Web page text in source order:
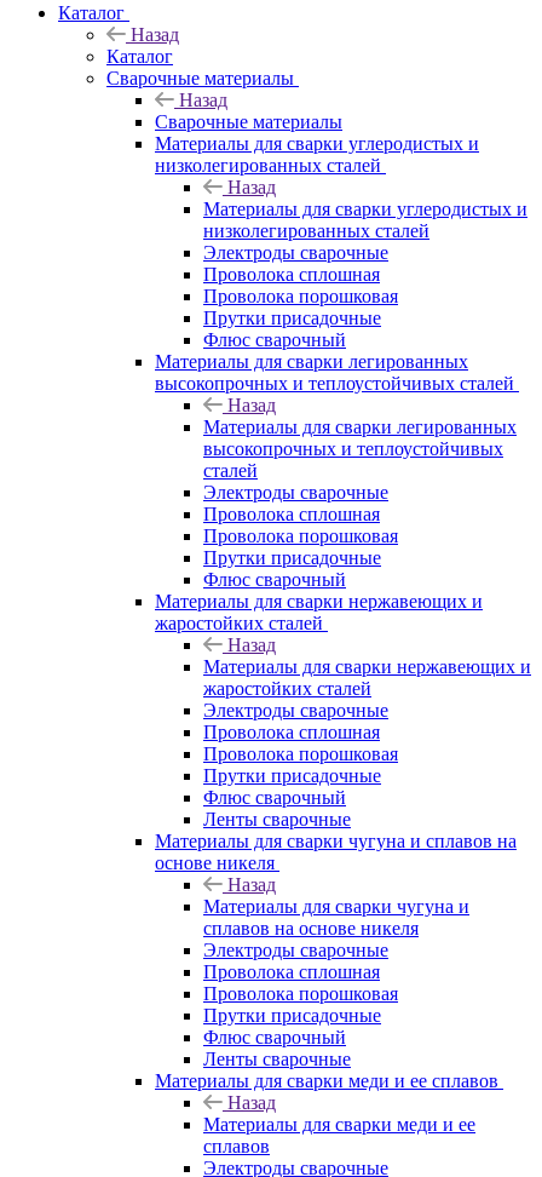
Каталог
Назад
Каталог
Сварочные материалы
Назад
Сварочные материалы
Материалы для сварки углеродистых и
низколегированных сталей
Назад
Материалы для сварки углеродистых и
низколегированных сталей
Электроды сварочные
Проволока сплошная
Проволока порошковая
Прутки присадочные
Флюс сварочный
Материалы для сварки легированных
высокопрочных и теплоустойчивых сталей
Назад
Материалы для сварки легированных
высокопрочных и теплоустойчивых
сталей
Электроды сварочные
Проволока сплошная
Проволока порошковая
Прутки присадочные
Флюс сварочный
Материалы для сварки нержавеющих и
жаростойких сталей
Назад
Материалы для сварки нержавеющих и
жаростойких сталей
Электроды сварочные
Проволока сплошная
Проволока порошковая
Прутки присадочные
Флюс сварочный
Ленты сварочные
Материалы для сварки чугуна и сплавов на
основе никеля
Назад
Материалы для сварки чугуна и
сплавов на основе никеля
Электроды сварочные
Проволока сплошная
Проволока порошковая
Прутки присадочные
Флюс сварочный
Ленты сварочные
Материалы для сварки меди и ее сплавов
Назад
Материалы для сварки меди и ее
сплавов
Электроды сварочные